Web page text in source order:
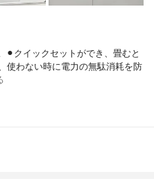
⚫︎クイックセットができ、畳むと
使わない時に電力の無駄消耗を防